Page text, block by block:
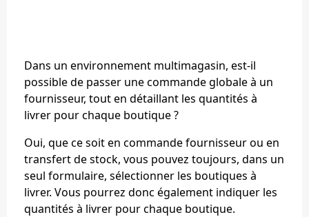
Dans un environnement multimagasin, est-il
possible de passer une commande globale à un
fournisseur, tout en détaillant les quantités à
livrer pour chaque boutique ?
Oui, que ce soit en commande fournisseur ou en
transfert de stock, vous pouvez toujours, dans un
seul formulaire, sélectionner les boutiques à
livrer. Vous pourrez donc également indiquer les
quantités à livrer pour chaque boutique.